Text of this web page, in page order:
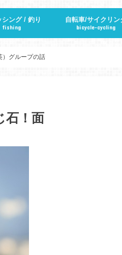
シング / 釣り
fishing
自転車/サイクリン
bicycle-cycling
）グループの話
石！面